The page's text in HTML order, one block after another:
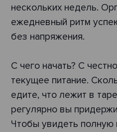
нескольких недель.
ежедневный ритм
без напряжения.
С чего начать? С
текущее питание.
едите, что лежит в
регулярно вы
Чтобы увидеть полную